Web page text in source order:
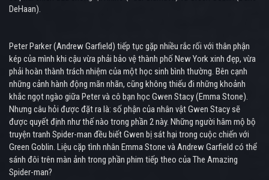
DeHaan).
Peter Parker (Andrew Garfield) tiếp tục gặp nhiều rắc rối với thân phận
kép của mình khi cậu vừa phải bảo vệ thành phố New York xinh đẹp, vừa
phải hoàn thành trách nhiệm của một học sinh bình thường. Bên cạnh
những cảnh hành động mãn nhãn, cũng không thiếu đi những khoảnh
khắc ngọt ngào giữa Peter và cô bạn học Gwen Stacy (Emma Stone).
Nhưng câu hỏi được đặt ra là: số phận của nhân vật Gwen Stacy sẽ
được quyết định như thế nào trong phần 2 này. Những người hâm mộ bộ
truyện tranh Spider-man đều biết Gwen bị sát hại trong cuộc chiến với
Green Goblin. Liệu cặp tình nhân Emma Stone và Andrew Garfield có thể
sánh đôi trên màn ảnh trong phần phim tiếp theo của The Amazing
Spider-man?